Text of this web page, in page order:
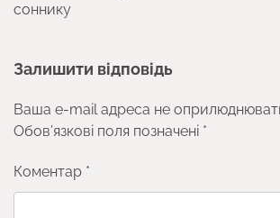
соннику
Залишити відповідь
Ваша e-mail адреса не
Обов’язкові поля позначені *
Коментар *